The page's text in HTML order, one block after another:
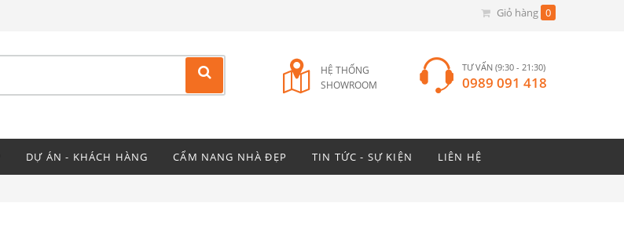
Giỏ hàng 0
HỆ THỐNG
SHOWROOM
TƯ VẤN (9:30 - 21:30)
0989 091 418
DỰ ÁN - KHÁCH HÀNG CẨM NANG NHÀ ĐẸP TIN TỨC - SỰ KIỆN LIÊN HỆ